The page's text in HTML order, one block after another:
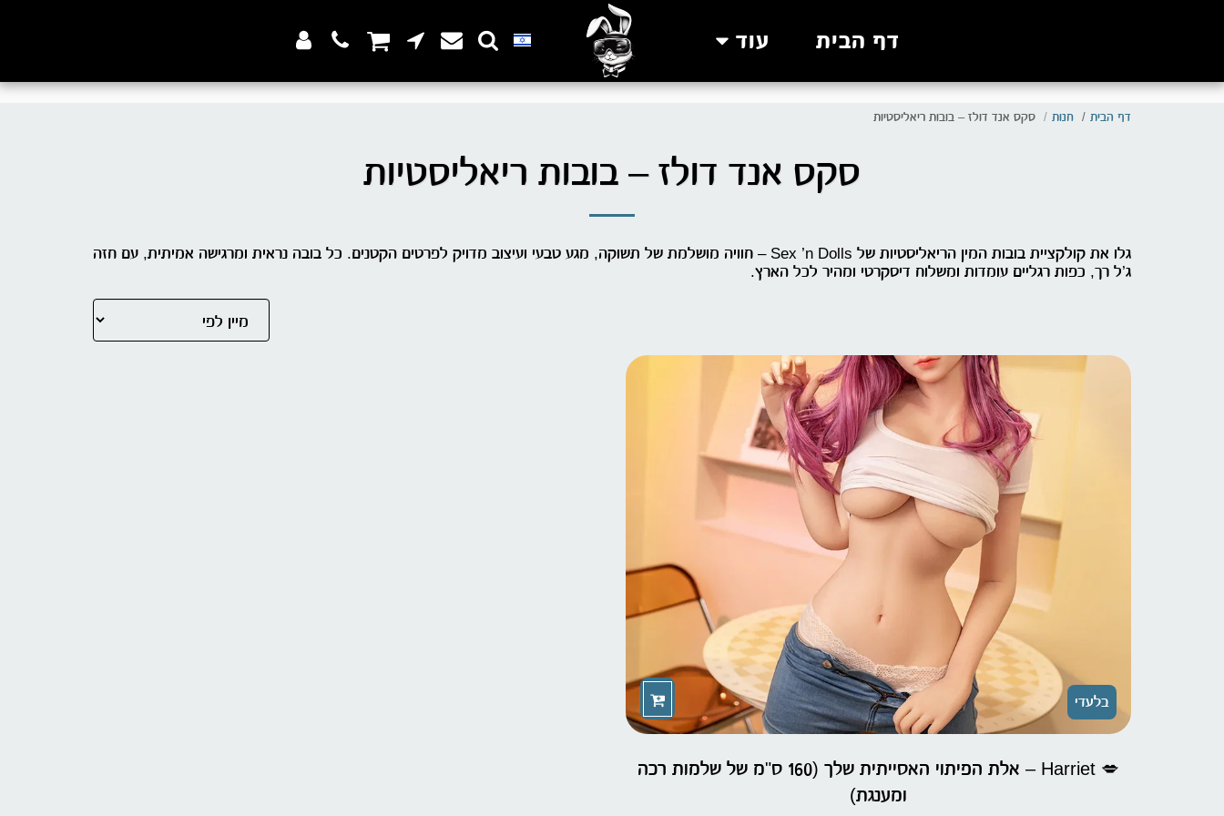
דף הבית עוד
דף הבית חנות סקס אנד דולז – בובות ריאליסטיות
סקס אנד דולז – בובות ריאליסטיות
גלו את קולקציית בובות המין הריאליסטיות של Sex ’n Dolls – חוויה מושלמת של תשוקה, מגע טבעי ועיצוב מדויק לפרטים הקטנים. כל בובה נראית ומרגישה אמיתית, עם חזה
ג’ל רך, כפות רגליים עומדות ומשלוח דיסקרטי ומהיר לכל הארץ.
בלעדי
💋 Harriet – אלת הפיתוי האסייתית שלך (160 ס"מ של שלמות רכה
ומענגת)